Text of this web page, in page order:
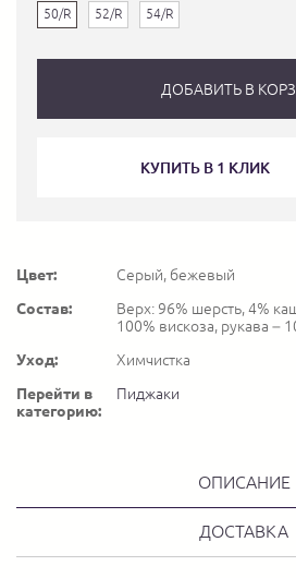
50/R 52/R 54/R
ДОБАВИТЬ В
КУПИТЬ В 1 КЛИК
Цвет:
Серый, бежевый
Состав:
Верх: 96% шерсть, 4%
100% вискоза, рукава –
Уход:
Химчистка
Перейти в
категорию:
Пиджаки
ОПИСАНИЕ
ДОСТАВКА